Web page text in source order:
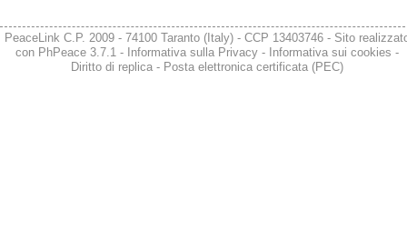
#ILVA
PeaceLink C.P. 2009 - 74100 Taranto (Italy) - CCP 13403746 - Sito
con PhPeace 3.7.1 - Informativa sulla Privacy- Informativa sui cookies -
Diritto di replica- Posta elettronica certificata (PEC)